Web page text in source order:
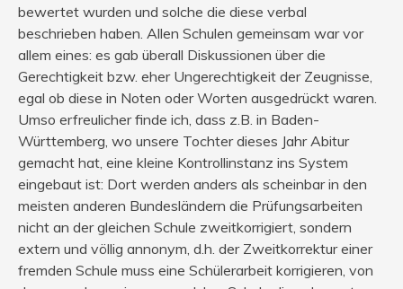
bewertet wurden und solche die diese verbal
beschrieben haben. Allen Schulen gemeinsam war vor
allem eines: es gab überall Diskussionen über die
Gerechtigkeit bzw. eher Ungerechtigkeit der Zeugnisse,
egal ob diese in Noten oder Worten ausgedrückt waren.
Umso erfreulicher finde ich, dass z.B. in Baden-
Württemberg, wo unsere Tochter dieses Jahr Abitur
gemacht hat, eine kleine Kontrollinstanz ins System
eingebaut ist: Dort werden anders als scheinbar in den
meisten anderen Bundesländern die Prüfungsarbeiten
nicht an der gleichen Schule zweitkorrigiert, sondern
extern und völlig annonym, d.h. der Zweitkorrektur einer
fremden Schule muss eine Schülerarbeit korrigieren, von